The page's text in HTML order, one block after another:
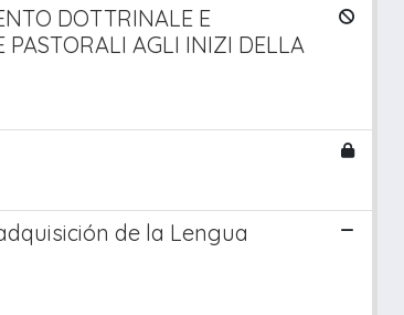
DOTTRINALE E
PASTORALI AGLI INIZI DELLA
de la Lengua